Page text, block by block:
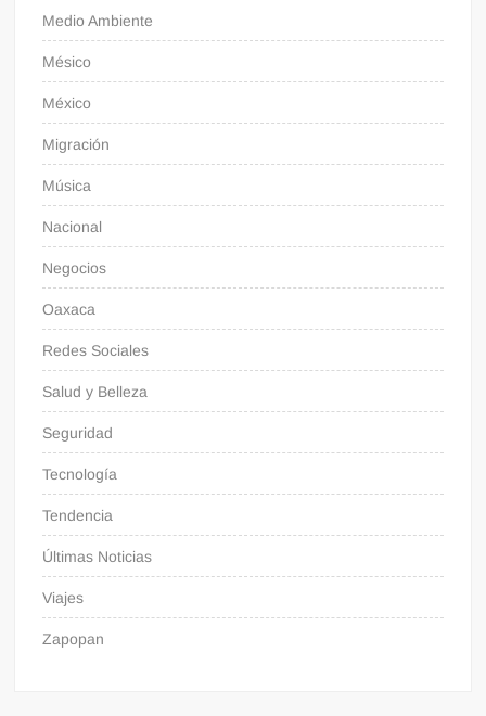
Medio Ambiente
Mésico
México
Migración
Música
Nacional
Negocios
Oaxaca
Redes Sociales
Salud y Belleza
Seguridad
Tecnología
Tendencia
Últimas Noticias
Viajes
Zapopan